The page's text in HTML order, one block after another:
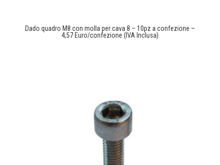
Dado quadro M8 con molla per cava 8 – 10pz a confezione –
4,57 Euro/confezione (IVA Inclusa)